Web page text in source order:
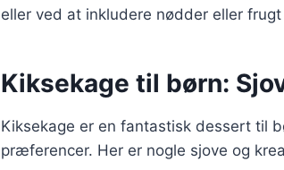
eller ved at inkludere nødder eller
Kiksekage til børn:
Kiksekage er en fantastisk dessert til
præferencer. Her er nogle sjove og